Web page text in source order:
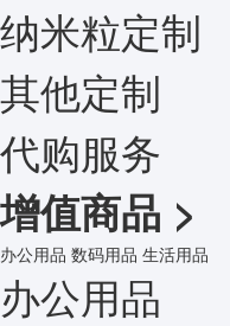
纳米粒定制
其他定制
代购服务
增值商品 >
办公用品 数码用品 生活用品
办公用品